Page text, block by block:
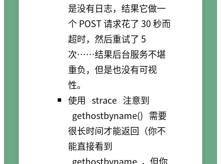
是没有日志，结果它做一
个 POST 请求花了 30 秒而
超时，然后重试了 5
次……结果后台服务不堪
重负，但是也没有可视
性。
使用 strace 注意到
gethostbyname() 需要
很长时间才能返回（你不
能直接看到
gethostbyname ，但你